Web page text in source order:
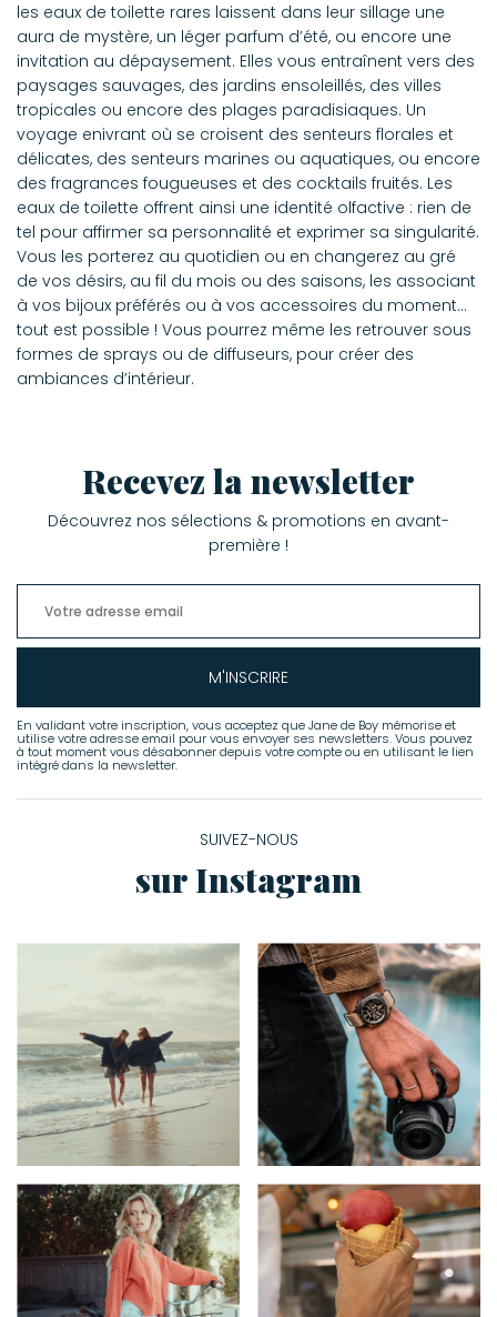
les eaux de toilette rares laissent dans leur sillage une
aura de mystère, un léger parfum d’été, ou encore une
invitation au dépaysement. Elles vous entraînent vers des
paysages sauvages, des jardins ensoleillés, des villes
tropicales ou encore des plages paradisiaques. Un
voyage enivrant où se croisent des senteurs florales et
délicates, des senteurs marines ou aquatiques, ou encore
des fragrances fougueuses et des cocktails fruités. Les
eaux de toilette offrent ainsi une identité olfactive : rien de
tel pour affirmer sa personnalité et exprimer sa singularité.
Vous les porterez au quotidien ou en changerez au gré
de vos désirs, au fil du mois ou des saisons, les associant
à vos bijoux préférés ou à vos accessoires du moment…
tout est possible ! Vous pourrez même les retrouver sous
formes de sprays ou de diffuseurs, pour créer des
ambiances d’intérieur.
Recevez la newsletter
Découvrez nos sélections & promotions en avant-
première !
M'INSCRIRE
En validant votre inscription, vous acceptez que Jane de Boy mémorise et
utilise votre adresse email pour vous envoyer ses newsletters. Vous pouvez
à tout moment vous désabonner depuis votre compte ou en utilisant le lien
intégré dans la newsletter.
SUIVEZ-NOUS
sur Instagram